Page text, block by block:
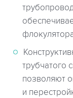
трубчатого
позволяют
и